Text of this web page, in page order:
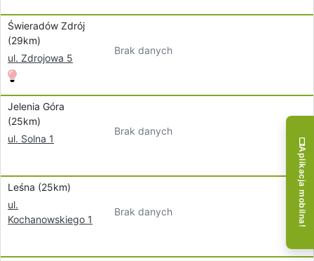
Świeradów Zdrój
(29km)
ul. Zdrojowa 5
Brak danych
Jelenia Góra
(25km)
ul. Solna 1
Brak danych
Leśna (25km)
ul.
Kochanowskiego 1
Brak danych Aplikacja mobilna!